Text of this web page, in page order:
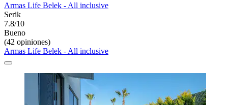
Armas Life Belek - All inclusive
Serik
7.8/10
Bueno
(42 opiniones)
Armas Life Belek - All inclusive